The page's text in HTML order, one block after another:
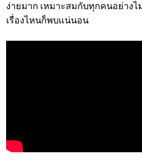
ง่ายมาก เหมาะสมกับทุกคนอย่าง
เรื่องไหนก็พบแน่นอน